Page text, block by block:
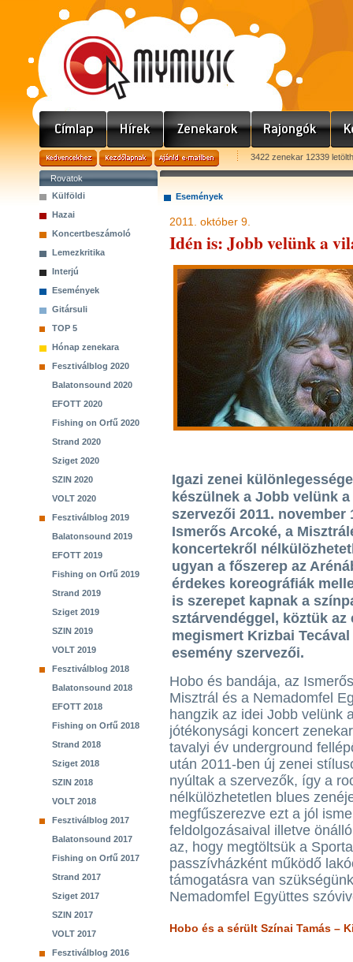
3422 zenekar 12339
Rovatok
Külföldi
Hazai
Koncertbeszámoló
Lemezkritika
Interjú
Események
Gitársuli
TOP 5
Hónap zenekara
Fesztiválblog 2020
Balatonsound 2020
EFOTT 2020
Fishing on Orfű 2020
Strand 2020
Sziget 2020
SZIN 2020
VOLT 2020
Fesztiválblog 2019
Balatonsound 2019
EFOTT 2019
Fishing on Orfű 2019
Strand 2019
Sziget 2019
SZIN 2019
VOLT 2019
Fesztiválblog 2018
Balatonsound 2018
EFOTT 2018
Fishing on Orfű 2018
Strand 2018
Sziget 2018
SZIN 2018
VOLT 2018
Fesztiválblog 2017
Balatonsound 2017
Fishing on Orfű 2017
Strand 2017
Sziget 2017
SZIN 2017
VOLT 2017
Fesztiválblog 2016
Események
2011. október 9.
Idén is: Jobb velünk a
Igazi zenei
készülnek a Jobb velünk
szervezői 2011. november
Ismerős Arcoké, a
koncertekről
ugyan a főszerep az
érdekes koreográfiák
is szerepet kapnak a
sztárvendéggel, köztük
megismert Krizbai
esemény szervezői.
Hobo és bandája, az
Misztrál és a Nemadomfel
hangzik az idei Jobb velünk
jótékonysági koncert
tavalyi év underground
után 2011-ben új zenei
nyúltak a szervezők, így a
nélkülözhetetlen blues
megfűszerezve ezt a jól
feldolgozásaival illetve
az, hogy megtöltsük a
passzívházként működő
támogatásra van
Nemadomfel Együttes
Hobo és a sérült Színai Tamás –